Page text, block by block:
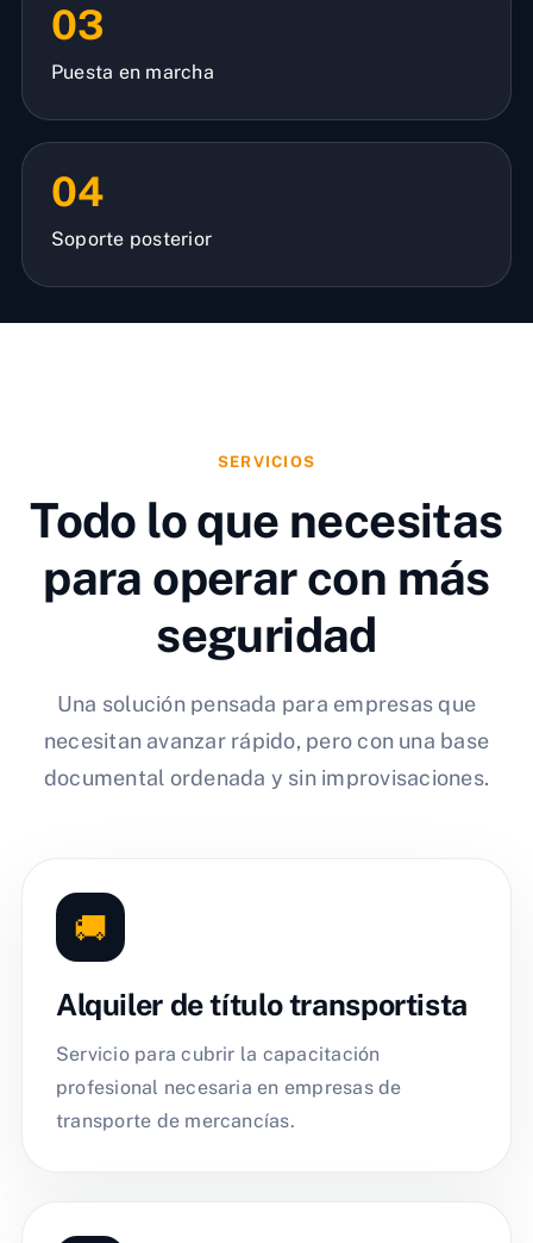
03
Puesta en marcha
04
Soporte posterior
SERVICIOS
Todo lo que necesitas
para operar con más
seguridad
Una solución pensada para empresas que
necesitan avanzar rápido, pero con una base
documental ordenada y sin improvisaciones.
🚚
Alquiler de título transportista
Servicio para cubrir la capacitación
profesional necesaria en empresas de
transporte de mercancías.